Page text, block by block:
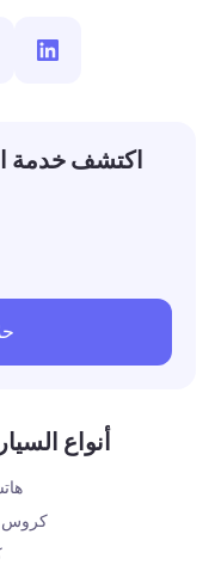
أنواع
كروس
اكتشف خدمة